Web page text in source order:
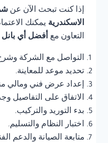
إذا كنت تبحث الآن عن
الاسكندرية يمكنك
التعاون مع أفضل أي بانل
التواصل مع الشركة
تحديد موعد للمعاينة.
إعداد عرض فني ومالي
الاتفاق على التفاصيل
بدء التوريد والتركيب.
اختبار النظام والتسليم.
متابعة الصيانة والدعم